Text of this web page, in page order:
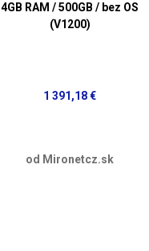
4GB RAM / 500GB / bez OS
(V1200)
1 391,18 €
od Mironetcz.sk